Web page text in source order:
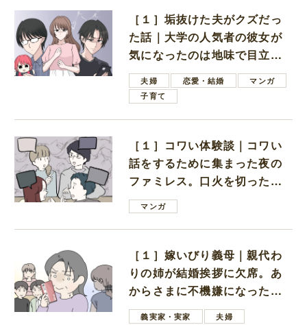
［１］垢抜けた夫がクズだっ
た話｜大学の人気者の彼女が
気になったのは地味で目立た
ない男子学生
夫婦 恋愛・結婚
マンガ
子育て
［１］コワい体験談｜コワい
話をするために集まった夜の
ファミレス。口火を切ったの
は電車好きの男の子ママ
マンガ
［１］嫁いびり義母｜親代わ
りの姉が結婚挨拶に欠席。あ
からさまに不機嫌になった義
母義実家・実家
夫婦